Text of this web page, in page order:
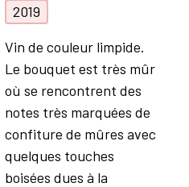
2019
Vin de couleur limpide.
Le bouquet est très mûr
où se rencontrent des
notes très marquées de
confiture de mûres avec
quelques touches
boisées dues à la